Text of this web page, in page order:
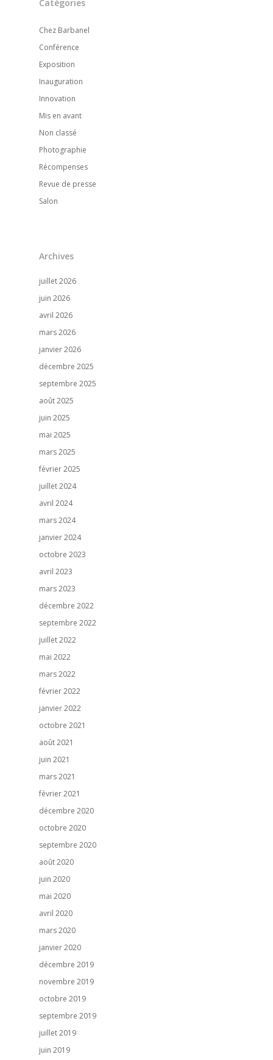
Catégories
Chez Barbanel
Conférence
Exposition
Inauguration
Innovation
Mis en avant
Non classé
Photographie
Récompenses
Revue de presse
Salon
Archives
juillet 2026
juin 2026
avril 2026
mars 2026
janvier 2026
décembre 2025
septembre 2025
août 2025
juin 2025
mai 2025
mars 2025
février 2025
juillet 2024
avril 2024
mars 2024
janvier 2024
octobre 2023
avril 2023
mars 2023
décembre 2022
septembre 2022
juillet 2022
mai 2022
mars 2022
février 2022
janvier 2022
octobre 2021
août 2021
juin 2021
mars 2021
février 2021
décembre 2020
octobre 2020
septembre 2020
août 2020
juin 2020
mai 2020
avril 2020
mars 2020
janvier 2020
décembre 2019
novembre 2019
octobre 2019
septembre 2019
juillet 2019
juin 2019